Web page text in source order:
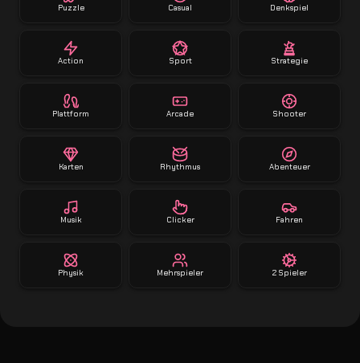
Puzzle Casual Denkspiel
Action Sport Strategie
Plattform Arcade Shooter
Karten Rhythmus Abenteuer
Musik Clicker Fahren
Physik Mehrspieler 2 Spieler